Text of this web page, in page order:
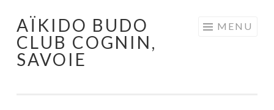
Aller au contenu principal
AÏKIDO BUDO
CLUB COGNIN,
SAVOIE
MENU